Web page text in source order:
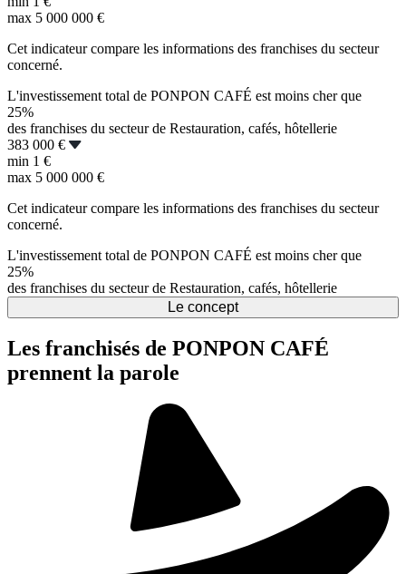
max 5 000 000 €
Cet indicateur compare les informations des franchises du secteur
concerné.
L'investissement total de PONPON CAFÉ est moins cher que
25%
des franchises du secteur de Restauration, cafés, hôtellerie
383 000 €
min 1 €
max 5 000 000 €
Cet indicateur compare les informations des franchises du secteur
concerné.
L'investissement total de PONPON CAFÉ est moins cher que
25%
des franchises du secteur de Restauration, cafés, hôtellerie
Le concept
Les franchisés de PONPON CAFÉ
prennent la parole